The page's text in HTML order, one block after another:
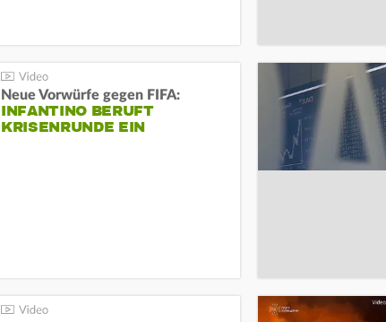
Neue Vorwürfe gegen FIFA:
INFANTINO BERUFT
KRISENRUNDE EIN